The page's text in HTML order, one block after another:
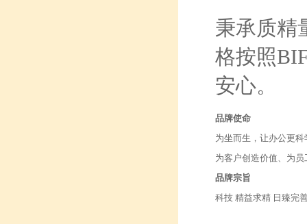
秉承质精
格按照
安心。
品牌使命
为坐而生，让办公更科
为客户创造价值、为
品牌宗旨
科技 精益求精 日臻完